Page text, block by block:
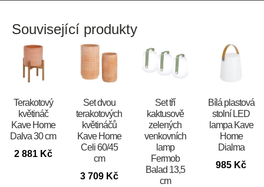
Související produkty
Terakotový
květináč
Kave Home
Dalva 30 cm
2 881 Kč
Set dvou
terakotových
květináčů
Kave Home
Celi 60/45
cm
3 709 Kč
Set tří
kaktusově
zelených
venkovních
lamp
Fermob
Balad 13,5
cm
Bílá plastová
stolní LED
lampa Kave
Home
Dialma
985 Kč